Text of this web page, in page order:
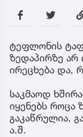
ტეფლონის
ზედაპირზე არ
ირეცხება და,
საკმაოდ
იყენებს როცა
გაკაწრულია,
ა.შ.